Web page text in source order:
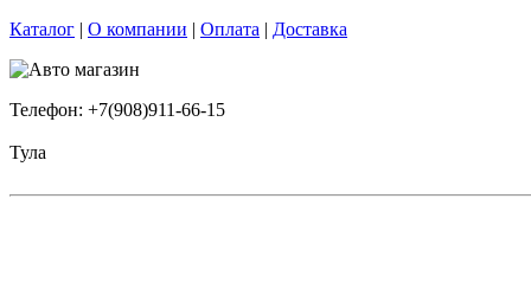
Каталог | О компании | Оплата | Доставка
Телефон: +7(908)911-66-15
Тула